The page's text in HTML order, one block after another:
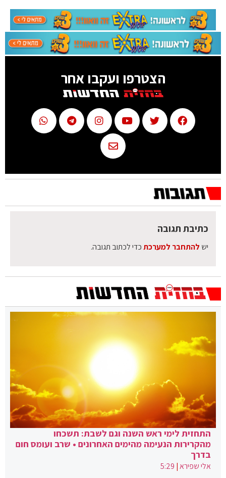
הצטרפו ועקבו אחר
כתיבת תגובה
יש להתחבר למערכתכדי לכתוב תגובה.
התחזית לימי ראש השנה וגם לשבת: תשכחו
מהקרירות הנעימה מהימים האחרונים • שרב ועומס חום
בדרך
אלי שפירא|
5:29